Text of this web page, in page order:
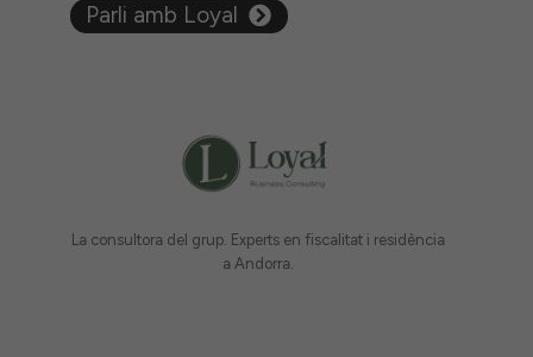
Parli amb Loyal
La consultora del grup. Experts en fiscalitat i residència
a Andorra.